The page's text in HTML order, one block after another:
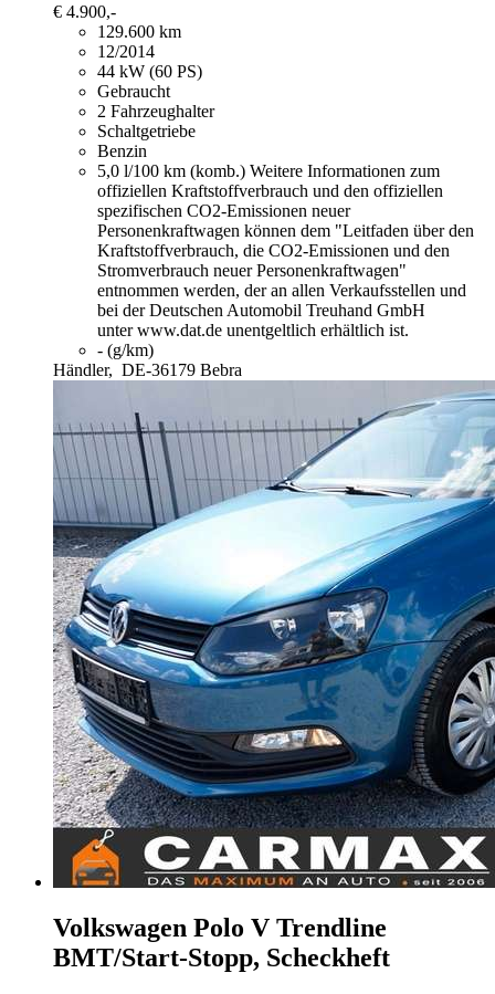
€ 4.900,-
129.600 km
12/2014
44 kW (60 PS)
Gebraucht
2 Fahrzeughalter
Schaltgetriebe
Benzin
5,0 l/100 km (komb.) Weitere Informationen zum
offiziellen Kraftstoffverbrauch und den offiziellen
spezifischen CO2-Emissionen neuer
Personenkraftwagen können dem "Leitfaden über den
Kraftstoffverbrauch, die CO2-Emissionen und den
Stromverbrauch neuer Personenkraftwagen"
entnommen werden, der an allen Verkaufsstellen und
bei der Deutschen Automobil Treuhand GmbH
unter www.dat.de unentgeltlich erhältlich ist.
- (g/km)
Händler, DE-36179 Bebra
Volkswagen Polo V Trendline
BMT/Start-Stopp, Scheckheft